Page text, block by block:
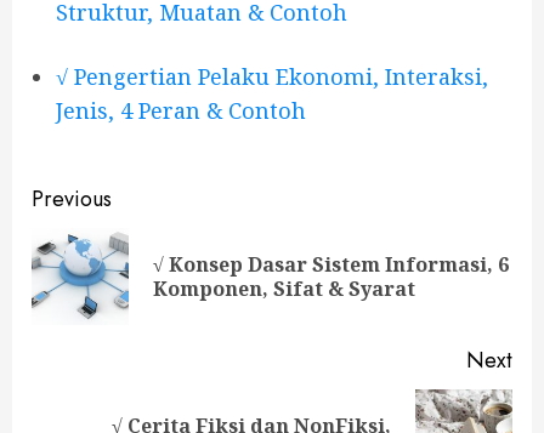
Struktur, Muatan & Contoh
√ Pengertian Pelaku Ekonomi, Interaksi,
Jenis, 4 Peran & Contoh
Continue
Reading
Previous
√ Konsep Dasar Sistem Informasi, 6
Komponen, Sifat & Syarat
Next
√ Cerita Fiksi dan NonFiksi,